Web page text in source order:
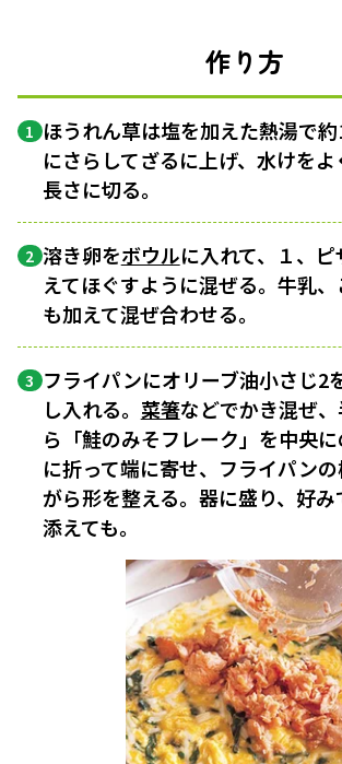
作り方
1 ほうれん草は塩を加えた熱湯で
にさらしてざるに上げ、水けを
長さに切る。
2 溶き卵をボウルに入れて、１、
えてほぐすように混ぜる。牛乳
も加えて混ぜ合わせる。
3 フライパンにオリーブ油小さじ2
し入れる。 菜箸などでかき混ぜ
ら「鮭のみそフレーク」を中央
に折って端に寄せ、フライパン
がら形を整える。器に盛り、好
添えても。